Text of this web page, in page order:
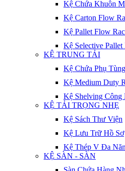
Kệ Chứa Khuôn
Kệ Carton Flow
Kệ Pallet Flow
Kệ Selective Pallet
KỆ TRUNG TẢI
Kệ Chứa Phụ Tùng
Kệ Medium Duty
Kệ Shelving Công
KỆ TẢI TRỌNG NHẸ
Kệ Sách Thư Viện
Kệ Lưu Trữ Hồ Sơ
Kệ Thép V Đa
KỆ SÀN - SÀN